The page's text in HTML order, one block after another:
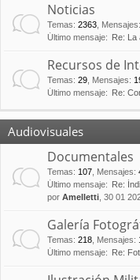
Noticias
Temas: 2363 Mensajes:
Último mensaje:
Re: La
Recursos de
Temas: 29 Mensajes:
Último mensaje:
Re:
Audiovisuales
Documentales
Temas: 107 Mensajes:
Último mensaje:
Re:
por Amelletti , 30 01
Galería
Temas: 218 Mensajes:
Último mensaje:
Re: